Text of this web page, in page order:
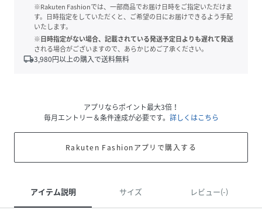
※Rakuten Fashionでは、一部商品でお届け日時をご指定いただけま
す。日時指定をしていただくと、ご希望の日にお届けできるよう手配
いたします。
※日時指定がない場合、記載されている発送予定日よりも遅れて発送
される場合がございますので、あらかじめご了承ください。
local_shipping3,980円以上の購入で送料無料
アプリならポイント最大3倍！
毎月エントリー＆条件達成が必要です。 詳しくはこちら
Rakuten Fashionアプリで購入する
アイテム説明 サイズ レビュー(-)